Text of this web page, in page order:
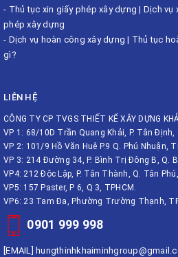
- Thủ tục xin giấy phép xây dựng | Dịch vụ
phép xây dựng
- Dịch vụ hoàn công xây dựng | Thủ tục
gì?
LIÊN HỆ
CÔNG TY CP TVGS THIẾT KẾ XÂY DỰNG
VP 1: 68/10D Trần Quang Khải, P. Tân Định,
VP 2: 101/9 Hồ Văn Huê P.9 Q. Phú Nhuận,
VP 3: 214 Đường 34, P. Bình Trị Đông B, Q.
VP4: 212 Độc Lập, P. Tân Thành, Q. Tân
VP5: 157 Paster, P 6, Q 3, TPHCM.
VP6: 23 Tam Đa, Phường Trường Thạnh,
0901 999 998
[EMAIL]